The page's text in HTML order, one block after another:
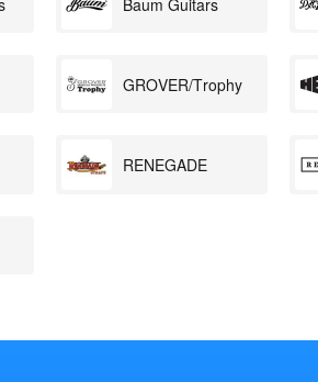
GROVER/Trophy
RENEGADE